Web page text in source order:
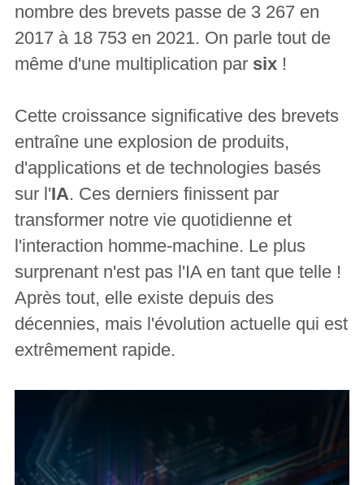
nombre des brevets passe de 3 267 en
2017 à 18 753 en 2021. On parle tout de
même d'une multiplication par six!
Cette croissance significative des brevets
entraîne une explosion de produits,
d'applications et de technologies basés
sur l'IA. Ces derniers finissent par
transformer notre vie quotidienne et
l'interaction homme-machine. Le plus
surprenant n'est pas l'IA en tant que telle !
Après tout, elle existe depuis des
décennies, mais l'évolution actuelle qui est
extrêmement rapide.